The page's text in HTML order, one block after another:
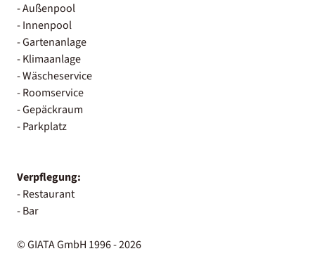
- Außenpool
- Innenpool
- Gartenanlage
- Klimaanlage
- Wäscheservice
- Roomservice
- Gepäckraum
- Parkplatz
Verpflegung:
- Restaurant
- Bar
© GIATA GmbH 1996 - 2026